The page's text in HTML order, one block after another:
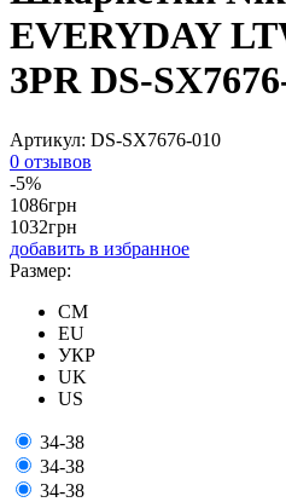
EVERYDAY
3PR DS-
Артикул: DS-SX7676-010
0 отзывов
-5%
1086грн
1032грн
добавить в избранное
Размер:
CM
EU
УКР
UK
US
34-38
34-38
34-38